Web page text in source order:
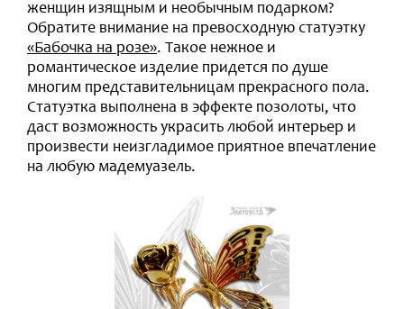
женщин изящным и необычным подарком?
Обратите внимание на превосходную статуэтку
«Бабочка на розе». Такое нежное и
романтическое изделие придется по душе
многим представительницам прекрасного пола.
Статуэтка выполнена в эффекте позолоты, что
даст возможность украсить любой интерьер и
произвести неизгладимое приятное впечатление
на любую мадемуазель.